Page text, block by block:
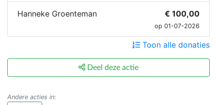
Hanneke Groenteman € 100,00
op 01-07-2026
Toon alle donaties
Deel deze actie
Andere acties in: